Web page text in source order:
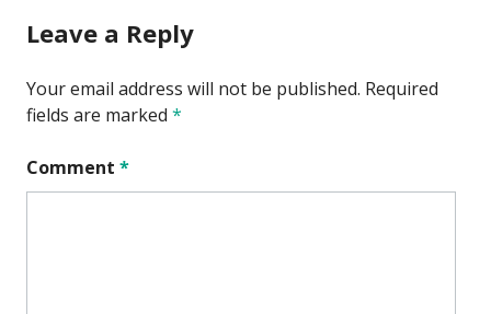
Leave a Reply
Your email address will not be published. Required
fields are marked *
Comment *